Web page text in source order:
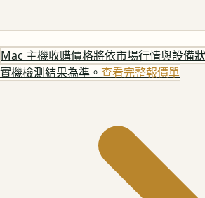
Mac 主機收購價格將依市場行情與設備
實機檢測結果為準。 查看完整報價單